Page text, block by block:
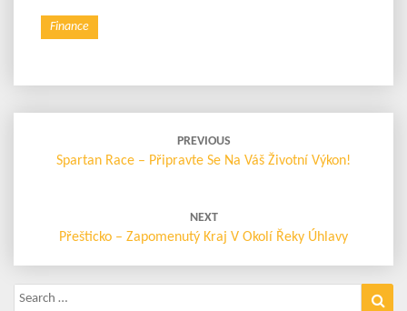
Finance
PREVIOUS
Spartan Race – Připravte Se Na Váš Životní Výkon!
NEXT
Přešticko – Zapomenutý Kraj V Okolí Řeky Úhlavy
Search